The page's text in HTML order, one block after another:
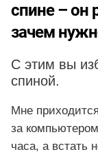
спине – он
зачем
С этим вы
спиной.
Мне
за
часа, а встать